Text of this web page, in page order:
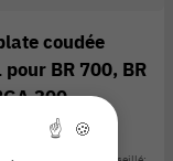
coudée
pour BR 700, BR
300
☝ 🍪